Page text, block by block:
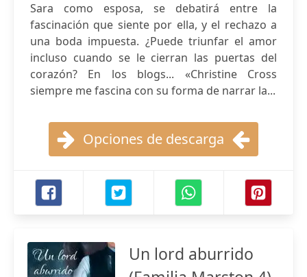
Sara como esposa, se debatirá entre la
fascinación que siente por ella, y el rechazo a
una boda impuesta. ¿Puede triunfar el amor
incluso cuando se le cierran las puertas del
corazón? En los blogs... «Christine Cross
siempre me fascina con su forma de narrar la...
Opciones de descarga
Un lord aburrido